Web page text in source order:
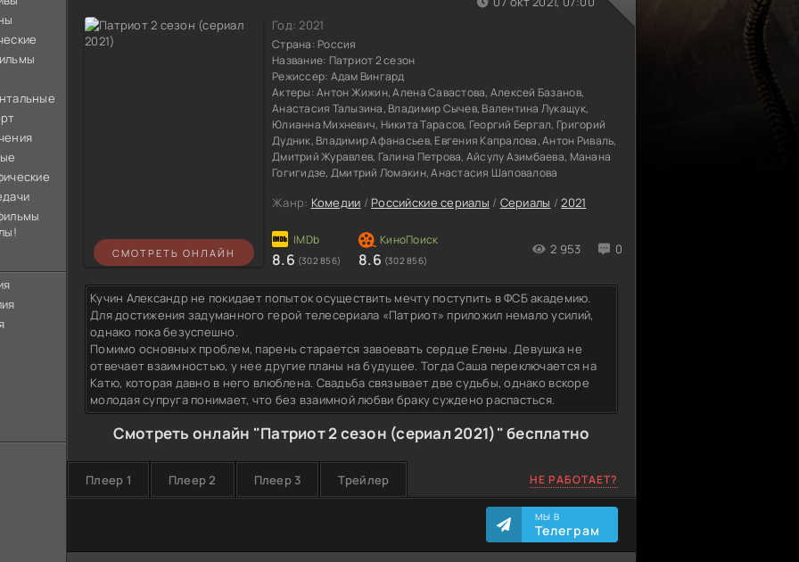
СМОТРЕТЬ ОНЛАЙН
Год:2021
Страна: Россия
Название: Патриот 2 сезон
Режиссер: Адам Вингард
Актеры:Антон Жижин, Алена Савастова, Алексей Базанов,
Анастасия Талызина, Владимир Сычев, Валентина Лукащук,
Юлианна Михневич, Никита Тарасов, Георгий Бергал, Григорий
Дудник, Владимир Афанасьев, Евгения Капралова, Антон Риваль,
Дмитрий Журавлев, Галина Петрова, Айсулу Азимбаева, Манана
Гогигидзе, Дмитрий Ломакин, Анастасия Шаповалова
Жанр: Комедии / Российские сериалы / Сериалы /2021
8.6 (302 856) 8.6 (302 856)
2 953 0
Кучин Александр не покидает попыток осуществить мечту поступить в ФСБ академию.
Для достижения задуманного герой телесериала «Патриот» приложил немало усилий,
однако пока безуспешно.
Помимо основных проблем, парень старается завоевать сердце Елены. Девушка не
отвечает взаимностью, у нее другие планы на будущее. Тогда Саша переключается на
Катю, которая давно в него влюблена. Свадьба связывает две судьбы, однако вскоре
молодая супруга понимает, что без взаимной любви браку суждено распасться.
Смотреть онлайн "Патриот 2 сезон (сериал 2021)" бесплатно
Плеер 1 Плеер 2 Плеер 3 Трейлер НЕ РАБОТАЕТ?
МЫ В
Телеграм